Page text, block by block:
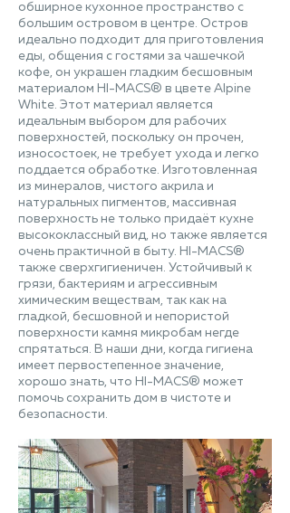
обширное кухонное пространство с
большим островом в центре. Остров
идеально подходит для приготовления
еды, общения с гостями за чашечкой
кофе, он украшен гладким бесшовным
материалом HI-MACS® в цвете Alpine
White. Этот материал является
идеальным выбором для рабочих
поверхностей, поскольку он прочен,
износостоек, не требует ухода и легко
поддается обработке. Изготовленная
из минералов, чистого акрила и
натуральных пигментов, массивная
поверхность не только придаёт кухне
высококлассный вид, но также является
очень практичной в быту. HI-MACS®
также сверхгигиеничен. Устойчивый к
грязи, бактериям и агрессивным
химическим веществам, так как на
гладкой, бесшовной и непористой
поверхности камня микробам негде
спрятаться. В наши дни, когда гигиена
имеет первостепенное значение,
хорошо знать, что HI-MACS® может
помочь сохранить дом в чистоте и
безопасности.